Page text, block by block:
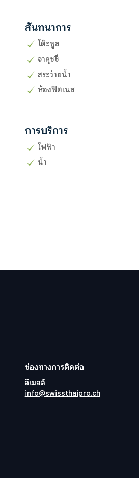
สันทนาการ
โต๊ะพูล
จาคุชชี่
สระว่ายน้ำ
ห้องฟิตเนส
การบริการ
ไฟฟ้า
น้ำ
ช่องทางการติดต่อ
อีเมลล์
info@swissthaipro.ch